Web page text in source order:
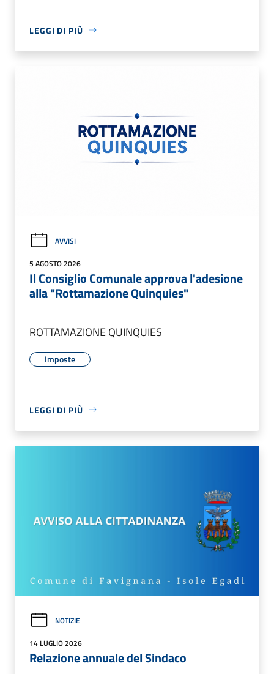
LEGGI DI PIÙ
AVVISI
5 AGOSTO 2026
Il Consiglio Comunale approva l'adesione
alla "Rottamazione Quinquies"
ROTTAMAZIONE QUINQUIES
Imposte
LEGGI DI PIÙ
NOTIZIE
14 LUGLIO 2026
Relazione annuale del Sindaco